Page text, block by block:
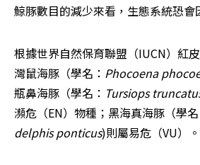
鯨豚數目的減少來看，生態系統恐會
根據世界自然保育聯盟（IUCN）紅
灣鼠海豚（學名： Phocoena
瓶鼻海豚（學名： Tursiops
瀕危（EN）物種；黑海真海豚（學名
delphis ponticus)則屬易危（VU）。